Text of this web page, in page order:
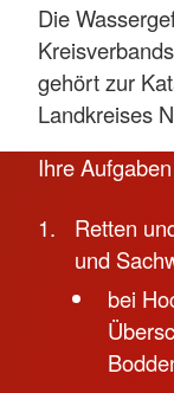
Die
gehört zur
Landkreises
Ihre
Retten
und
bei